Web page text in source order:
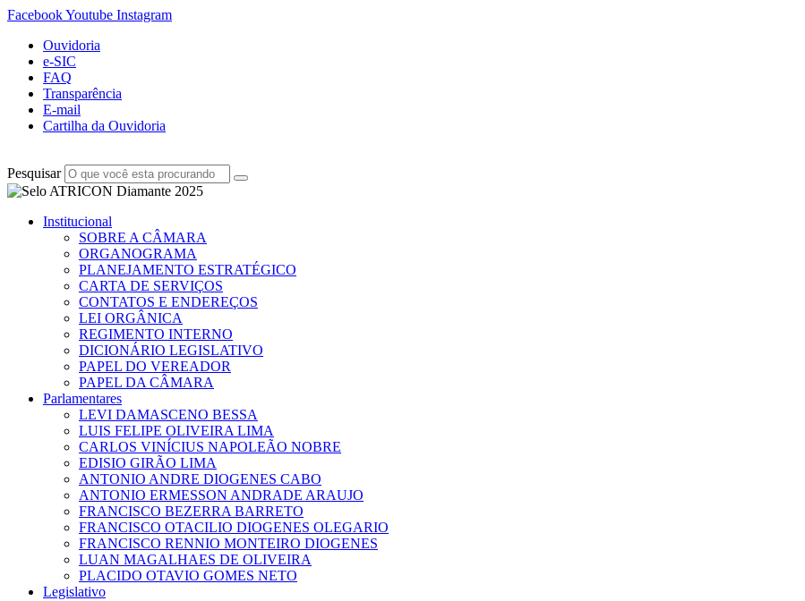
FacebookYoutube Instagram
Ouvidoria
e-SIC
FAQ
Transparência
E-mail
Cartilha da Ouvidoria
Pesquisar
Institucional
SOBRE A CÂMARA
ORGANOGRAMA
PLANEJAMENTO ESTRATÉGICO
CARTA DE SERVIÇOS
CONTATOS E ENDEREÇOS
LEI ORGÂNICA
REGIMENTO INTERNO
DICIONÁRIO LEGISLATIVO
PAPEL DO VEREADOR
PAPEL DA CÂMARA
Parlamentares
LEVI DAMASCENO BESSA
LUIS FELIPE OLIVEIRA LIMA
CARLOS VINÍCIUS NAPOLEÃO NOBRE
EDISIO GIRÃO LIMA
ANTONIO ANDRE DIOGENES CABO
ANTONIO ERMESSON ANDRADE ARAUJO
FRANCISCO BEZERRA BARRETO
FRANCISCO OTACILIO DIOGENES OLEGARIO
FRANCISCO RENNIO MONTEIRO DIOGENES
LUAN MAGALHAES DE OLIVEIRA
PLACIDO OTAVIO GOMES NETO
Legislativo